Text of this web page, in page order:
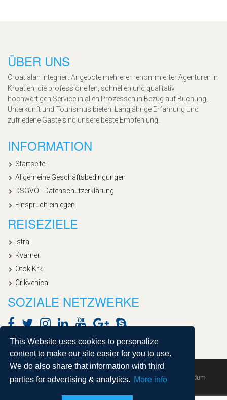
This Website uses cookies to personalize
content to make our site easier for you to use.
We do also share that information with third
parties for advertising & analytics. More info
ÜBER UNS
Croatialan integriert Angebote mehrerer renommierter Agenturen in
Kroatien, die professionellen, schnellen und qualitativ
hochwertigen Service in allen Prozessen in Bezug auf Buchung,
Unterkunft und Tourismus bieten. Langjährige Erfahrung und
zufriedene Gäste sind unsere beste Empfehlung.
INFORMATION
Startseite
Allgemeine Geschäftsbedingungen
DSGVO - Datenschutzerklärung
Einspruch einlegen
REISEZIELE
Istra
Kvarner
Otok Krk
Crikvenica
SOZIALE NETZWERKE
Copyright © 2020, Croatialan |Sitemap| Powered by Agendum